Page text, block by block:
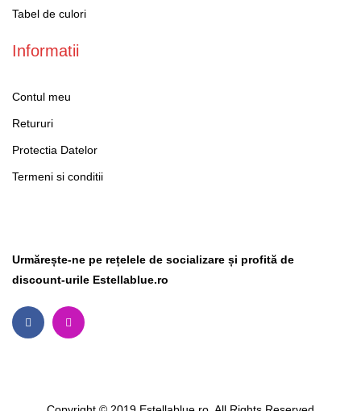
Tabel de culori
Informatii
Contul meu
Retururi
Protectia Datelor
Termeni si conditii
Urmărește-ne pe rețelele de socializare și profită de
discount-urile Estellablue.ro